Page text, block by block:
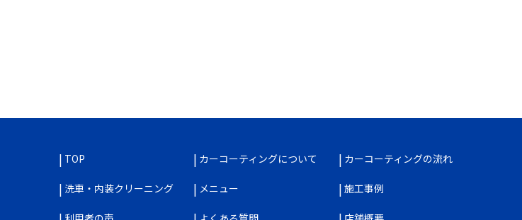
TOP カーコーティングについて カーコーティングの流れ
洗車・内装クリーニング メニュー 施工事例